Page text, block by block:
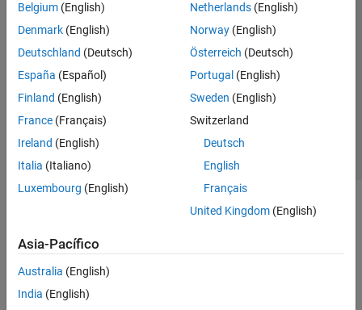
Belgium (English)
Denmark (English)
Deutschland (Deutsch)
España (Español)
Finland (English)
France (Français)
Ireland (English)
Italia (Italiano)
Luxembourg (English)
Netherlands(English)
Norway(English)
Österreich (Deutsch)
Portugal (English)
Sweden (English)
Switzerland
Deutsch
English
Français
United Kingdom(English)
Asia-Pacífico
Australia (English)
India (English)
Centro de confianza
Marcas comerciales
Política de privacidad
Antipiratería
Estado de las aplicaciones
Información de contacto
© 1994-2026 The MathWorks, Inc.